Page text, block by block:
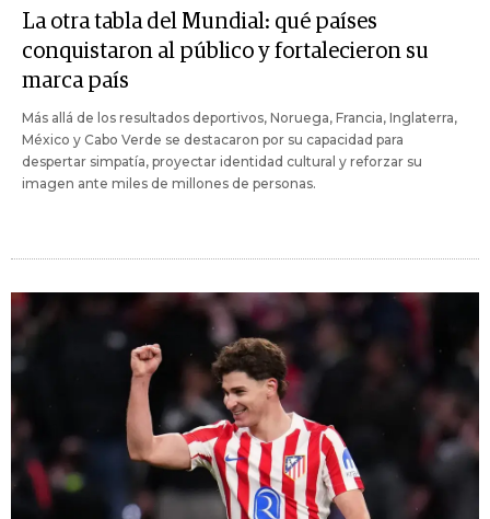
La otra tabla del Mundial: qué países
conquistaron al público y fortalecieron su
marca país
Más allá de los resultados deportivos, Noruega, Francia, Inglaterra,
México y Cabo Verde se destacaron por su capacidad para
despertar simpatía, proyectar identidad cultural y reforzar su
imagen ante miles de millones de personas.